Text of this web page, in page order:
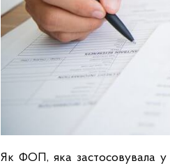
Як ФОП, яка застосовувала у